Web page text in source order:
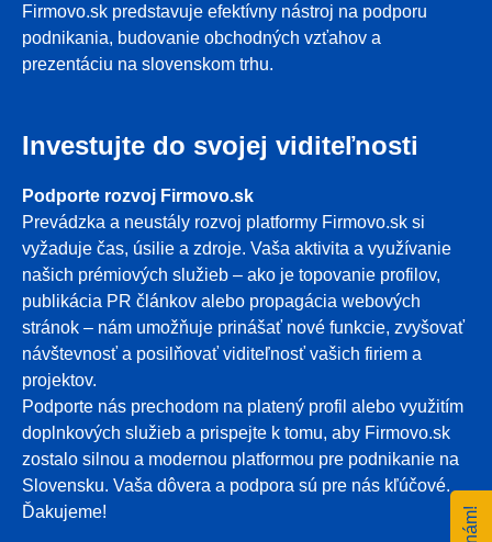
Firmovo.sk predstavuje efektívny nástroj na podporu
podnikania, budovanie obchodných vzťahov a
prezentáciu na slovenskom trhu.
Investujte do svojej viditeľnosti
Podporte rozvoj Firmovo.sk
Prevádzka a neustály rozvoj platformy Firmovo.sk si
vyžaduje čas, úsilie a zdroje. Vaša aktivita a využívanie
našich prémiových služieb – ako je topovanie profilov,
publikácia PR článkov alebo propagácia webových
stránok – nám umožňuje prinášať nové funkcie, zvyšovať
návštevnosť a posilňovať viditeľnosť vašich firiem a
projektov.
Podporte nás prechodom na platený profil alebo využitím
doplnkových služieb a prispejte k tomu, aby Firmovo.sk
zostalo silnou a modernou platformou pre podnikanie na
Slovensku. Vaša dôvera a podpora sú pre nás kľúčové.
Ďakujeme!